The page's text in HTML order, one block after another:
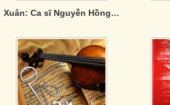
Xuân: Ca sĩ Nguyễn Hồng Ân